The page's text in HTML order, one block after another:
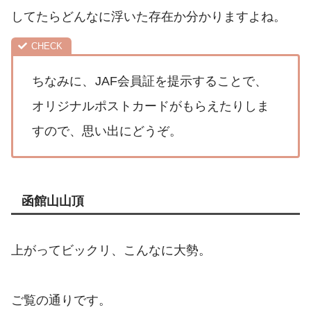
してたらどんなに浮いた存在か分かりますよね。
ちなみに、 JAF会員証を提示することで、
オリジナルポストカードがもらえたりしま
すので、思い出にどうぞ。
函館山山頂
上がってビックリ、こんなに大勢。
ご覧の通りです。